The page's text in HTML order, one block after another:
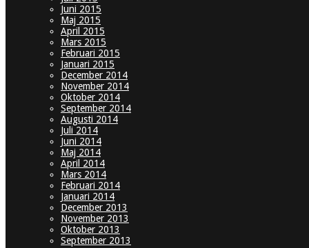
Juni 2015
Maj 2015
April 2015
Mars 2015
Februari 2015
Januari 2015
December 2014
November 2014
Oktober 2014
September 2014
Augusti 2014
Juli 2014
Juni 2014
Maj 2014
April 2014
Mars 2014
Februari 2014
Januari 2014
December 2013
November 2013
Oktober 2013
September 2013